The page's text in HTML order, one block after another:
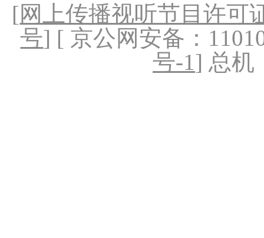
[网上传播视听节目许可
号] [ 京公网安备：
号-1] 总机